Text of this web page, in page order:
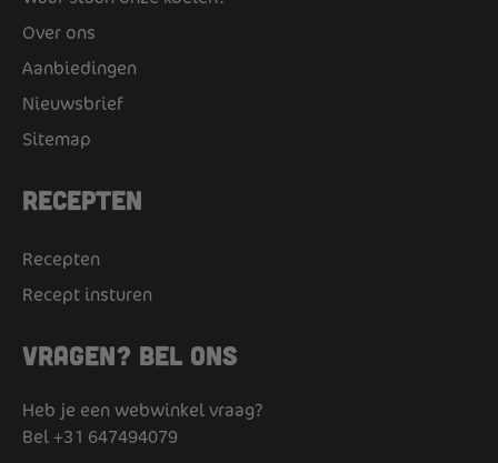
Over ons
Aanbiedingen
Nieuwsbrief
Sitemap
Recepten
Recepten
Recept insturen
Vragen? Bel ons
Heb je een webwinkel vraag?
Bel+31 647494079